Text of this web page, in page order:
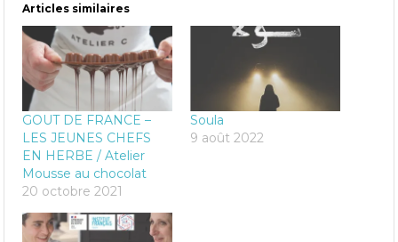
Articles similaires
GOUT DE FRANCE –
LES JEUNES CHEFS
EN HERBE / Atelier
Mousse au chocolat
20 octobre 2021
Soula
9 août 2022